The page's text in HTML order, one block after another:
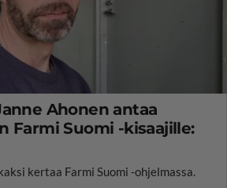
Ahonen antaa
Farmi Suomi -kisaajille:
kertaa Farmi Suomi -ohjelmassa.